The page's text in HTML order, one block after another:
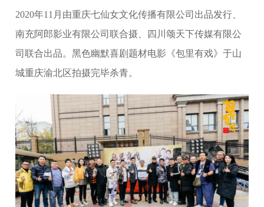
2020年11月由重庆七仙女文化传播有限公司出品发行、
南充阿郎影业有限公司联合摄、四川颂天下传媒有限公
司联合出品。黑色幽默喜剧题材电影《包里有戏》于山
城重庆渝北区拍摄完毕杀青。